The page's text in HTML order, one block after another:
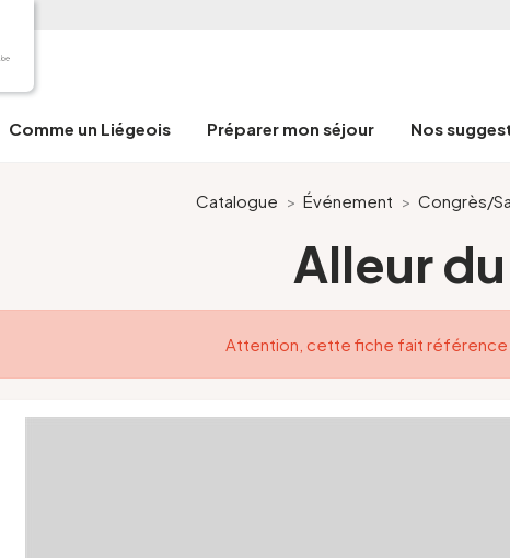
Comme un Liégeois Préparer mon séjour Nos
Catalogue > Événement > Congrès/
Alleur
Attention, cette fiche fait référence